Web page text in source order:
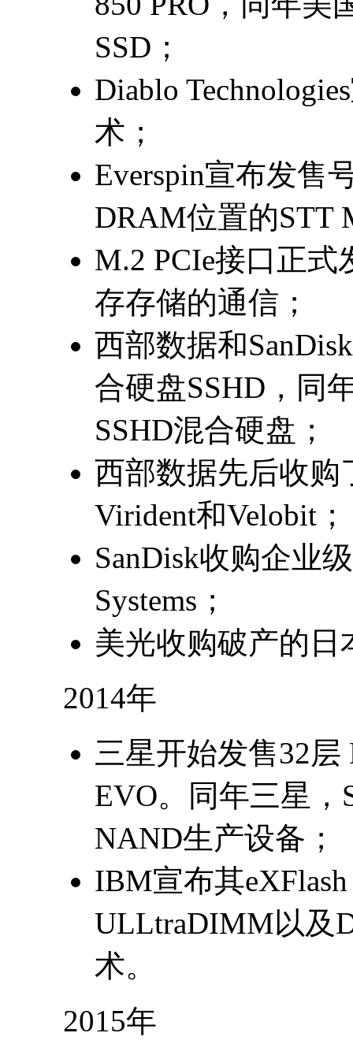
SSD；
Diablo
术；
Everspin宣布发售
DRAM位置的STT
M.2 PCIe接口正
存存储的通信；
西部数据和
合硬盘SSHD，同
SSHD混合硬盘；
西部数据先后收购
Virident和Velobit；
SanDisk收购企业
Systems；
美光收购破产的
2014年
三星开始发售32
EVO。同年三星，
NAND生产设备；
IBM宣布其
ULLtraDIMM以及
术。
2015年